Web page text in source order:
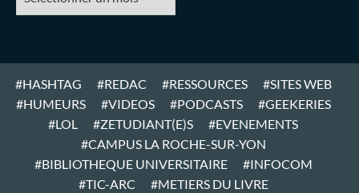
#HASHTAG #REDAC #RESSOURCES
#SITES WEB
#HUMEURS
#VIDEOS #PODCASTS
#GEEKERIES
#LOL
#ZETUDIANT(E)S
#EVENEMENTS
#CAMPUS LA ROCHE-SUR-YON
#BIBLIOTHEQUE UNIVERSITAIRE
#INFOCOM
#TIC-ARC
#METIERS DU LIVRE